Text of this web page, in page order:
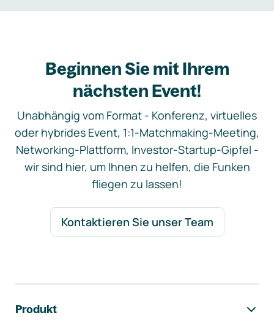
Beginnen Sie mit Ihrem
nächsten Event!
Unabhängig vom Format - Konferenz, virtuelles
oder hybrides Event, 1:1-Matchmaking-Meeting,
Networking-Plattform, Investor-Startup-Gipfel -
wir sind hier, um Ihnen zu helfen, die Funken
fliegen zu lassen!
Kontaktieren Sie unser Team
Produkt